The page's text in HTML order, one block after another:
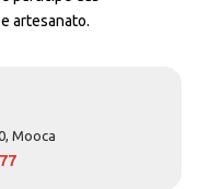
artesanato.
Mooca